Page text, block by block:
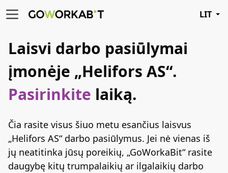
LIT
Laisvi darbo pasiūlymai
įmonėje „Helifors AS“.
Pasirinkite laiką.
Čia rasite visus šiuo metu esančius laisvus
„Helifors AS“ darbo pasiūlymus. Jei nė vienas iš
jų neatitinka jūsų poreikių, „GoWorkaBit“ rasite
daugybę kitų trumpalaikių ar ilgalaikių darbo